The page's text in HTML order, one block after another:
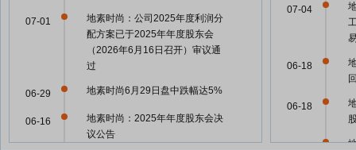
地素时尚：公司2025年度利润分
配方案已于2025年年度股东会
（2026年6月16日召开）审议通
过
07-01
地素时尚6月29日盘中跌幅达5%
06-29
地素时尚：2025年年度股东会决
议公告
06-16
07-04
06-18
06-18